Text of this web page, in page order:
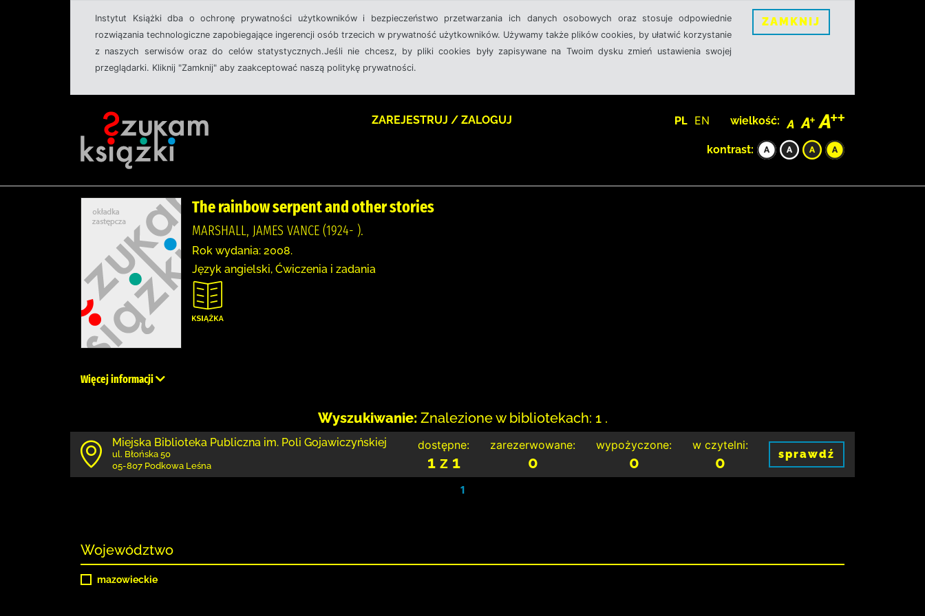
Instytut Książki dba o ochronę prywatności użytkowników i bezpieczeństwo przetwarzania ich danych osobowych oraz stosuje odpowiednie
rozwiązania technologiczne zapobiegające ingerencji osób trzecich w prywatność użytkowników. Używamy także plików cookies, by ułatwić korzystanie
z naszych serwisów oraz do celów statystycznych.Jeśli nie chcesz, by pliki cookies były zapisywane na Twoim dysku zmień ustawienia swojej
przeglądarki. Kliknij "Zamknij" aby zaakceptować naszą politykę prywatności.
ZAMKNIJ
ZAREJESTRUJ / ZALOGUJ PL EN wielkość:
kontrast:
The rainbow serpent and other stories
MARSHALL, JAMES VANCE (1924- ).
Rok wydania: 2008.
Język angielski, Ćwiczenia i zadania
Więcej informacji
Wyszukiwanie: Znalezione w bibliotekach: 1 .
Miejska Biblioteka Publiczna im. Poli Gojawiczyńskiej
ul. Błońska 50
05-807 Podkowa Leśna
dostępne:
1 z 1
zarezerwowane:
0
wypożyczone:
0
w czytelni:
0 sprawdź
1
Województwo
mazowieckie